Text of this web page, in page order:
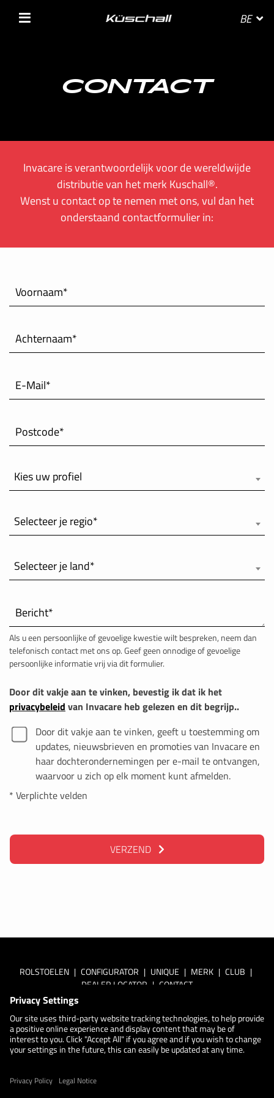
BE
CONTACT
Invacare is verantwoordelijk voor de wereldwijde
distributie van het merk Kuschall®.
Wenst u contact op te nemen met ons, vul dan het
onderstaand contactformulier in:
Voornaam*
Achternaam*
E-Mail*
Postcode*
Kies uw profiel
Selecteer je regio*
Selecteer je land*
Bericht*
Als u een persoonlijke of gevoelige kwestie wilt bespreken, neem dan
telefonisch contact met ons op. Geef geen onnodige of gevoelige
persoonlijke informatie vrij via dit formulier.
Door dit vakje aan te vinken, bevestig ik dat ik het
privacybeleid van Invacare heb gelezen en dit begrijp..
Door dit vakje aan te vinken, geeft u toestemming om
updates, nieuwsbrieven en promoties van Invacare en
haar dochterondernemingen per e-mail te ontvangen,
waarvoor u zich op elk moment kunt afmelden.
* Verplichte velden
VERZEND
SELECTEER JE LAND
BELGIE
BELGIQUE
DANMARK
INTERNATIONAL
IRELAND
NEDERLAND
NORWAY
SCHWEIZ
SPAIN
UNITED KINGDOM
ROLSTOELEN | CONFIGURATOR | UNIQUE | MERK | CLUB |
DEALER LOCATOR | CONTACT